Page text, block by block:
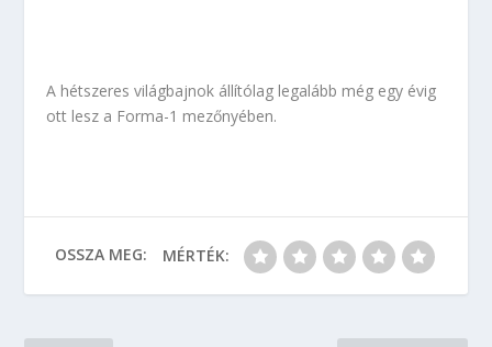
A hétszeres világbajnok állítólag legalább még egy évig
ott lesz a Forma-1 mezőnyében.
OSSZA MEG: MÉRTÉK: